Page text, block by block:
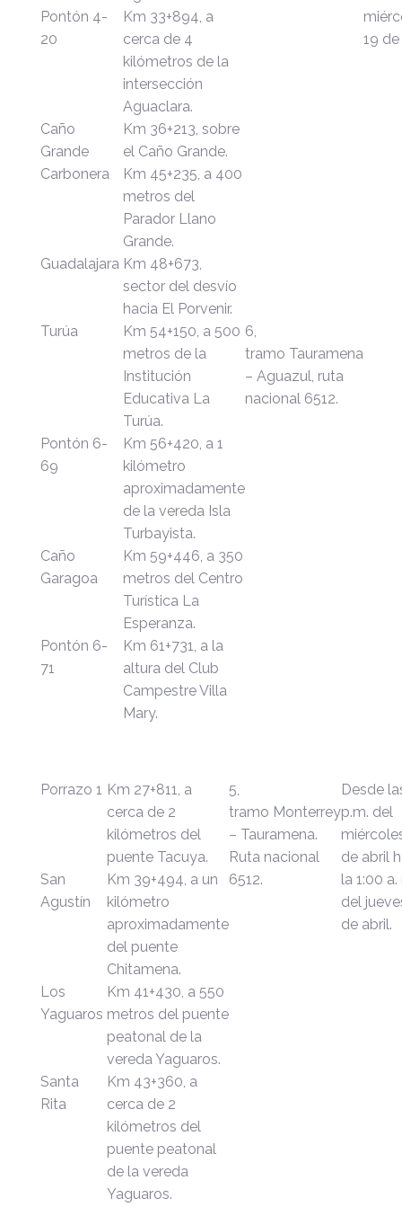
19
Pontón 4-
20
Km 33+894, a
cerca de 4
kilómetros de la
intersección
Aguaclara.
Caño
Grande
Km 36+213, sobre
el Caño Grande.
Carbonera
Km 45+235, a 400
metros del
Parador Llano
Grande.
Guadalajara Km 48+673,
sector del desvío
hacia El Porvenir.
Turúa
Km 54+150, a 500
metros de la
Institución
Educativa La
Turúa.
6,
tramo Tauramena
– Aguazul, ruta
nacional 6512.
Pontón 6-
69
Km 56+420, a 1
kilómetro
aproximadamente
de la vereda Isla
Turbayista.
Caño
Garagoa
Km 59+446, a 350
metros del Centro
Turística La
Esperanza.
Pontón 6-
71
Km 61+731, a la
altura del Club
Campestre Villa
Mary.
Porrazo 1 Km 27+811, a
cerca de 2
kilómetros del
puente Tacuya.
5,
tramo Monterrey
– Tauramena.
Ruta nacional
6512.
Desde
p.m. del
de abril
la 1:00 a.
del
de abril.
San
Agustín
Km 39+494, a un
kilómetro
aproximadamente
del puente
Chitamena.
Los
Yaguaros
Km 41+430, a 550
metros del puente
peatonal de la
vereda Yaguaros.
Santa
Rita
Km 43+360, a
cerca de 2
kilómetros del
puente peatonal
de la vereda
Yaguaros.